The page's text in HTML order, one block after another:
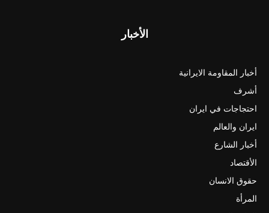
الأخبار
أخبار المقاومة الايرانية
أشرف
احتجاجات في ايران
ايران والعالم
أخبار الشارع
الأقتصاد
حقوق الانسان
المرأة